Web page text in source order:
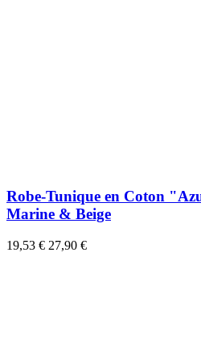
Robe-Tunique en Coton
Marine & Beige
19,53 € 27,90 €